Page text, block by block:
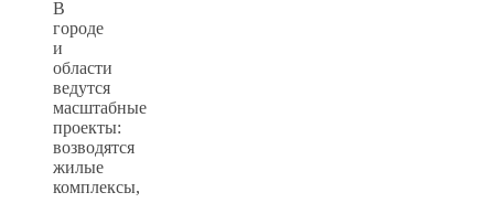
В
городе
и
области
ведутся
масштабные
проекты:
возводятся
жилые
комплексы,